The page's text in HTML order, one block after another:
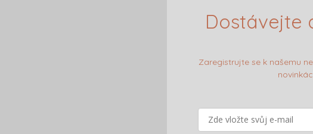
Dostávejte
Zaregistrujte se k našemu